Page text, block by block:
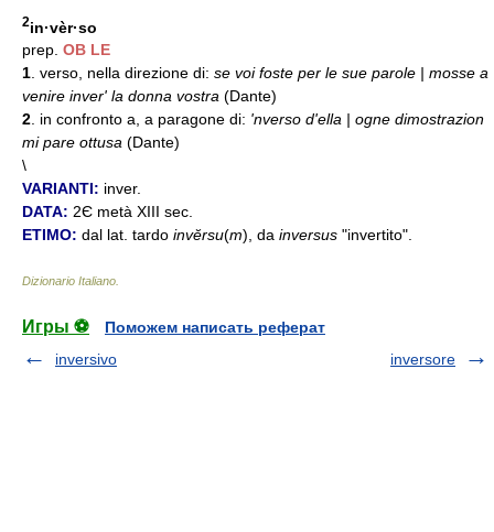
2in·vèr·so
prep. OB LE
1. verso, nella direzione di: se voi foste per le sue parole | mosse a
venire inver' la donna vostra (Dante)
2. in confronto a, a paragone di: 'nverso d'ella | ogne dimostrazion
mi pare ottusa (Dante)
\
VARIANTI: inver.
DATA: 2Є metà XIII sec.
ETIMO: dal lat. tardo invĕrsu(m), da inversus "invertito".
Dizionario Italiano
Игры ⚽
Поможем написать реферат
inversivo
inversore